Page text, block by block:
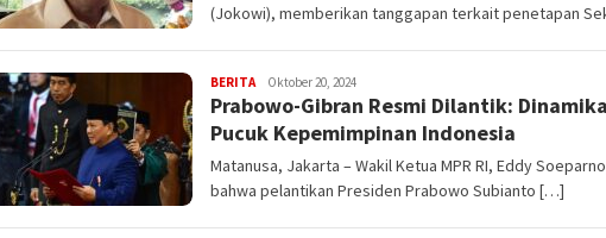
(Jokowi), memberikan tanggapan terkait penetapan
BERITAR
Iyan
Oktober 20, 2024
Prabowo-Gibran Resmi Dilantik:
Pucuk Kepemimpinan Indonesia
Matanusa, Jakarta – Wakil Ketua MPR RI, Eddy
bahwa pelantikan Presiden Prabowo Subianto […]